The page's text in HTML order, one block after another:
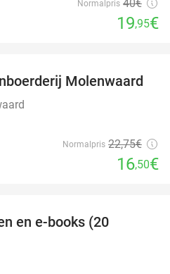
Normalpris 40€
19,95€
27%
Molenwaard
Normalpris 22,75€
16,50€
en e-books (20